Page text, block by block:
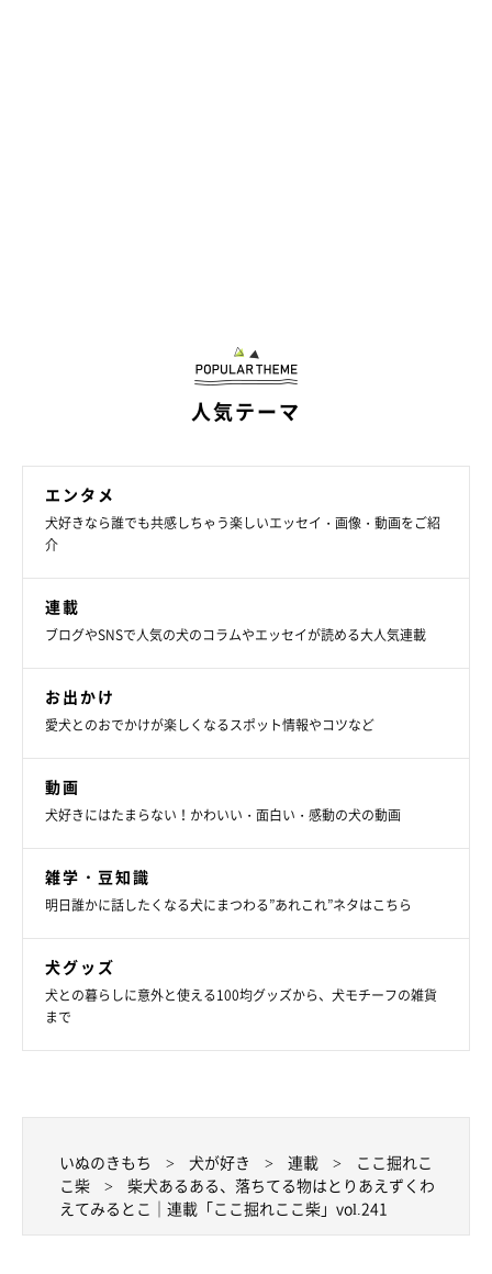
人気テーマ
エンタメ
犬好きなら誰でも共感しちゃう楽しいエッセイ・画像・動画をご紹
介
連載
ブログやSNSで人気の犬のコラムやエッセイが読める大人気連載
お出かけ
愛犬とのおでかけが楽しくなるスポット情報やコツなど
動画
犬好きにはたまらない！かわいい・面白い・感動の犬の動画
雑学・豆知識
明日誰かに話したくなる犬にまつわる”あれこれ”ネタはこちら
犬グッズ
犬との暮らしに意外と使える100均グッズから、犬モチーフの雑貨
まで
いぬのきもち 犬が好き 連載
ここ掘れこ
こ柴
柴犬あるある、落ちてる物はとりあえずくわ
えてみるとこ｜連載「ここ掘れここ柴」vol.241